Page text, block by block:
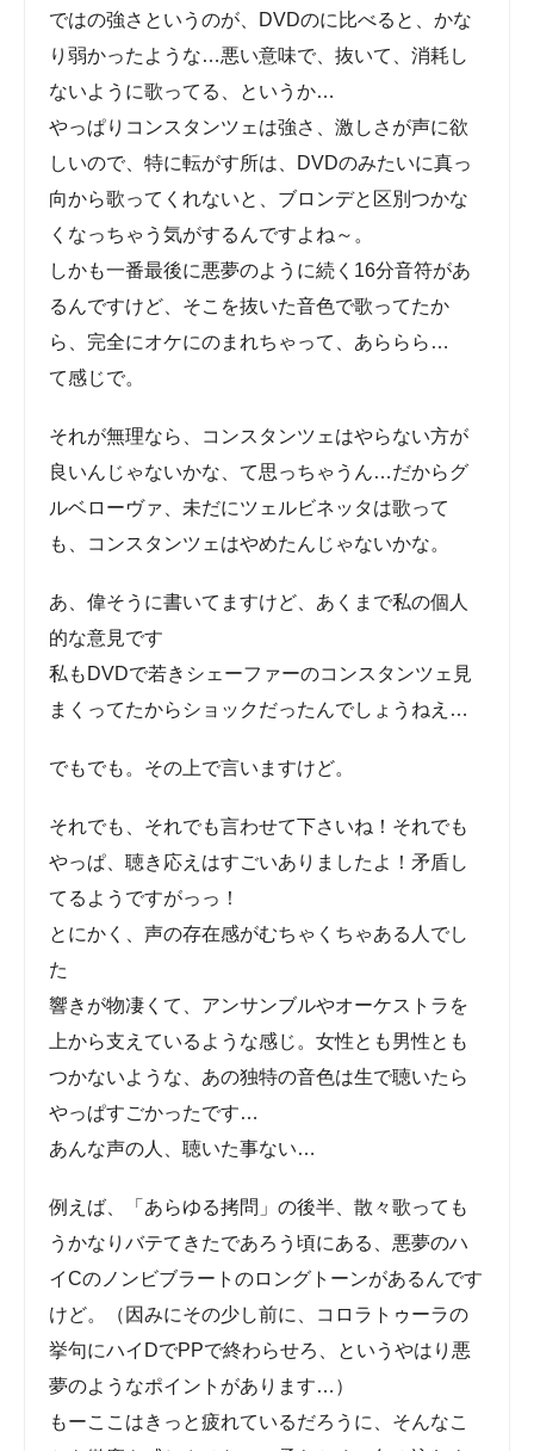
弱かったような…悪い意味で、抜いて、消耗しな
いように歌ってる、というか…
やっぱりコンスタンツェは強さ、激しさが声に欲
しいので、特に転がす所は、DVDのみたいに真っ
向から歌ってくれないと、ブロンデと区別つかな
くなっちゃう気がするんですよね～。
しかも一番最後に悪夢のように続く16分音符があ
るんですけど、そこを抜いた音色で歌ってたから、
完全にオケにのまれちゃって、あららら…
て感じで。
それが無理なら、コンスタンツェはやらない方が
良いんじゃないかな、て思っちゃうん…だからグ
ルベローヴァ、未だにツェルビネッタは歌っても、
コンスタンツェはやめたんじゃないかな。
あ、偉そうに書いてますけど、あくまで私の個人
的な意見です
私もDVDで若きシェーファーのコンスタンツェ見
まくってたからショックだったんでしょうねえ…
でもでも。その上で言いますけど。
それでも、それでも言わせて下さいね！それでも
やっぱ、聴き応えはすごいありましたよ！矛盾し
てるようですがっっ！
とにかく、声の存在感がむちゃくちゃある人でし
た
響きが物凄くて、アンサンブルやオーケストラを
上から支えているような感じ。女性とも男性とも
つかないような、あの独特の音色は生で聴いたら
やっぱすごかったです…
あんな声の人、聴いた事ない…
うかなりバテてきたであろう頃にある、悪夢のハ
イCのノンビブラートのロングトーンがあるんです
けど。（因みにその少し前に、コロラトゥーラの
挙句にハイDでPPで終わらせろ、というやはり悪
夢のようなポイントがあります…）
もーここはきっと疲れているだろうに、そんなこ
とを微塵も感じさせない、柔らかく、包み込むよ